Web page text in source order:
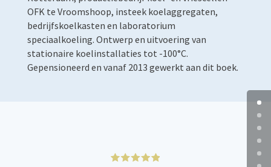
OFK te Vroomshoop, insteek koelaggregaten,
bedrijfskoelkasten en laboratorium
speciaalkoeling. Ontwerp en uitvoering van
stationaire koelinstallaties tot -100°C.
Gepensioneerd en vanaf 2013 gewerkt aan dit boek.